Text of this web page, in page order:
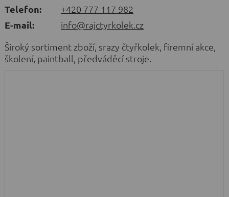
Telefon:
+420 777 117 982
E-mail:
info@rajctyrkolek.cz
Široký sortiment zboží, srazy čtyřkolek, firemní akce,
školení, paintball, předváděcí stroje.